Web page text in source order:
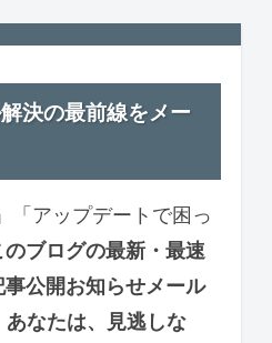
決の最前線をメー
「アップデートで困っ
のブログの最新・最速
公開お知らせメール
なたは、見逃しな